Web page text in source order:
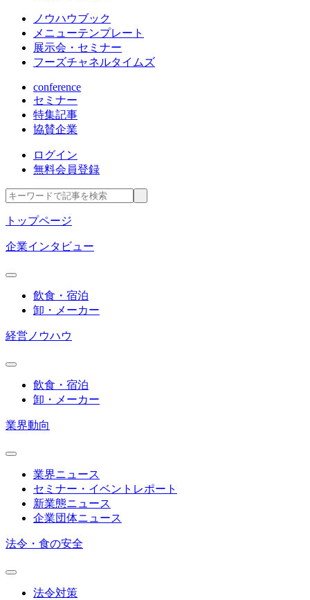
ノウハウブック
メニューテンプレート
展示会・セミナー
フーズチャネルタイムズ
conference
セミナー
特集記事
協賛企業
ログイン
無料会員登録
トップページ
企業インタビュー
飲食・宿泊
卸・メーカー
経営ノウハウ
飲食・宿泊
卸・メーカー
業界動向
業界ニュース
セミナー・イベントレポート
新業態ニュース
企業団体ニュース
法令・食の安全
法令対策